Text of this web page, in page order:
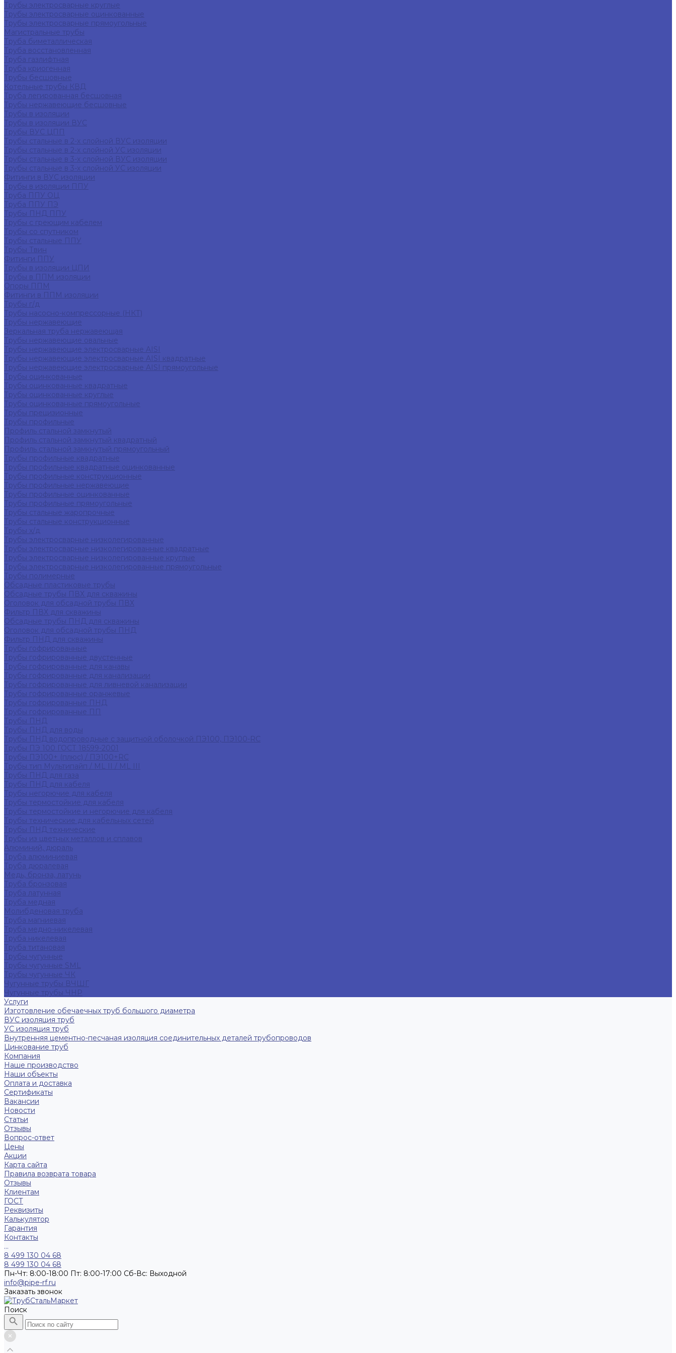
Трубы электросварные круглые
Трубы электросварные оцинкованные
Трубы электросварные прямоугольные
Магистральные трубы
Труба биметаллическая
Труба восстановленная
Труба газлифтная
Труба криогенная
Трубы бесшовные
Котельные трубы КВД
Труба легированная бесшовная
Трубы нержавеющие бесшовные
Трубы в изоляции
Трубы в изоляции ВУС
Трубы ВУС ЦПП
Трубы стальные в 2-х слойной ВУС изоляции
Трубы стальные в 2-х слойной УС изоляции
Трубы стальные в 3-х слойной ВУС изоляции
Трубы стальные в 3-х слойной УС изоляции
Фитинги в ВУС изоляции
Трубы в изоляции ППУ
Труба ППУ ОЦ
Труба ППУ ПЭ
Трубы ПНД ППУ
Трубы с греющим кабелем
Трубы со спутником
Трубы стальные ППУ
Трубы Твин
Фитинги ППУ
Трубы в изоляции ЦПИ
Трубы в ППМ изоляции
Опоры ППМ
Фитинги в ППМ изоляции
Трубы г/д
Трубы насосно-компрессорные (НКТ)
Трубы нержавеющие
Зеркальная труба нержавеющая
Трубы нержавеющие овальные
Трубы нержавеющие электросварные AISI
Трубы нержавеющие электросварные AISI квадратные
Трубы нержавеющие электросварные AISI прямоугольные
Трубы оцинкованные
Трубы оцинкованные квадратные
Трубы оцинкованные круглые
Трубы оцинкованные прямоугольные
Трубы прецизионные
Трубы профильные
Профиль стальной замкнутый
Профиль стальной замкнутый квадратный
Профиль стальной замкнутый прямоугольный
Трубы профильные квадратные
Трубы профильные квадратные оцинкованные
Трубы профильные конструкционные
Трубы профильные нержавеющие
Трубы профильные оцинкованные
Трубы профильные прямоугольные
Трубы стальные жаропрочные
Трубы стальные конструкционные
Трубы х/д
Трубы электросварные низколегированные
Трубы электросварные низколегированные квадратные
Трубы электросварные низколегированные круглые
Трубы электросварные низколегированные прямоугольные
Трубы полимерные
Обсадные пластиковые трубы
Обсадные трубы ПВХ для скважины
Оголовок для обсадной трубы ПВХ
Фильтр ПВХ для скважины
Обсадные трубы ПНД для скважины
Оголовок для обсадной трубы ПНД
Фильтр ПНД для скважины
Трубы гофрированные
Трубы гофрированные двустенные
Трубы гофрированные для канавы
Трубы гофрированные для канализации
Трубы гофрированные для ливневой канализации
Трубы гофрированные оранжевые
Трубы гофрированные ПНД
Трубы гофрированные ПП
Трубы ПНД
Трубы ПНД для воды
Трубы ПНД водопроводные с защитной оболочкой ПЭ100, ПЭ100-RC
Трубы ПЭ 100 ГОСТ 18599-2001
Трубы ПЭ100+ (плюс) / ПЭ100+RC
Трубы тип Мультипайп / ML II / ML III
Трубы ПНД для газа
Трубы ПНД для кабеля
Трубы негорючие для кабеля
Трубы термостойкие для кабеля
Трубы термостойкие и негорючие для кабеля
Трубы технические для кабельных сетей
Трубы ПНД технические
Трубы из цветных металлов и сплавов
Алюминий, дюраль
Труба алюминиевая
Труба дюралевая
Медь, бронза, латунь
Труба бронзовая
Труба латунная
Труба медная
Молибденовая труба
Труба магниевая
Труба медно-никелевая
Труба никелевая
Труба титановая
Трубы чугунные
Трубы чугунные SML
Трубы чугунные ЧК
Чугунные трубы ВЧШГ
Чугунные трубы ЧНР
Услуги
Изготовление обечаечных труб большого диаметра
ВУС изоляция труб
УС изоляция труб
Внутренняя цементно-песчаная изоляция соединительных деталей трубопроводов
Цинкование труб
Компания
Наше производство
Наши объекты
Оплата и доставка
Сертификаты
Вакансии
Новости
Статьи
Отзывы
Вопрос-ответ
Цены
Акции
Карта сайта
Правила возврата товара
Отзывы
Клиентам
ГОСТ
Реквизиты
Калькулятор
Гарантия
Контакты
...
8 499 130 04 68
8 499 130 04 68
Пн-Чт: 8:00-18:00 Пт: 8:00-17:00 Сб-Вс: Выходной
info@pipe-rf.ru
Заказать звонок
Поиск